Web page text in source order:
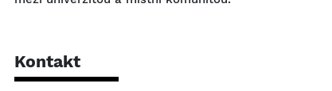
Kontakt